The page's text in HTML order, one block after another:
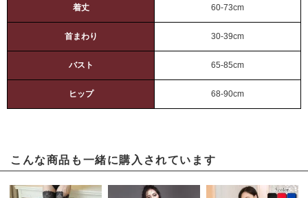
着丈 60-73cm
首まわり 30-39cm
バスト 65-85cm
ヒップ 68-90cm
こんな商品も一緒に購入されています